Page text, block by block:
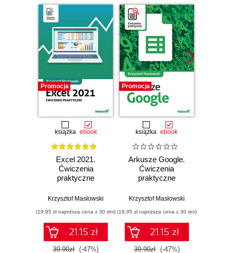
Promocja
książka ebook
Excel 2021.
Ćwiczenia
praktyczne
Krzysztof Masłowski
(19,95 zł najniższa cena z 30 dni)
21.15 zł
39.90zł (-47%)
Promocja
książka ebook
Arkusze Google.
Ćwiczenia
praktyczne
Krzysztof Masłowski
(19,95 zł najniższa cena z 30 dni)
21.15 zł
39.90zł (-47%)